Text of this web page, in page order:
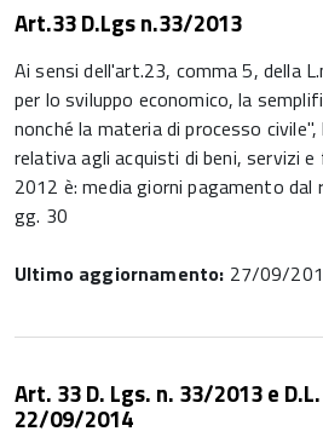
Art.33 D.Lgs n.33/2013
Ai sensi dell'art.23, comma 5, della
per lo sviluppo economico, la
nonché la materia di processo
relativa agli acquisti di beni, servizi
2012 è: media giorni pagamento
gg. 30
Ultimo aggiornamento: 27/09/
Art. 33 D. Lgs. n. 33/2013 e
22/09/2014